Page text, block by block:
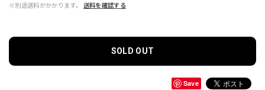
※別途送料がかかります。 送料を確認する
SOLD OUT
Save